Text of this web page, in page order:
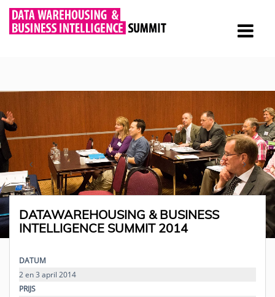
DATAWAREHOUSING & BUSINESS
INTELLIGENCE SUMMIT 2014
DATUM
2 en 3 april 2014
PRIJS